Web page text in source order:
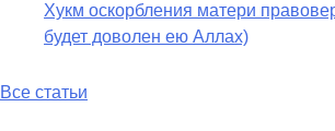
Хукм оскорбления матери
будет доволен ею Аллах)
Все статьи